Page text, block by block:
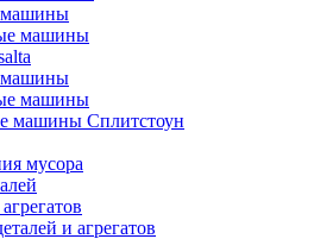
машины
машины
машины
машины
машины Сплитстоун
мусора
и агрегатов